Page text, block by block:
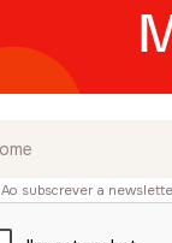
Ao subscrever a